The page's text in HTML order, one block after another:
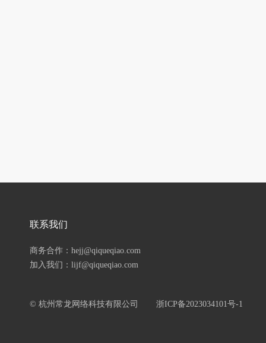
联系我们
商务合作：hejj@qiqueqiao.com
加入我们：lijf@qiqueqiao.com
© 杭州常龙网络科技有限公司 浙ICP备2023034101号-1